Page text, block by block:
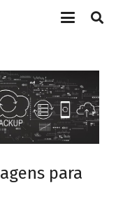
para